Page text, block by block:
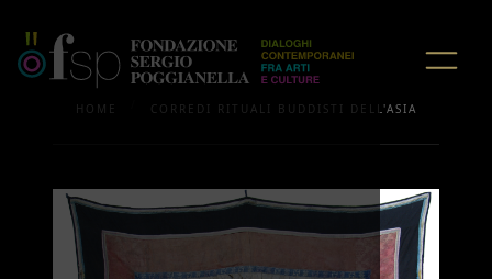
HOME CORREDI RITUALI BUDDISTI DELL'ASIA